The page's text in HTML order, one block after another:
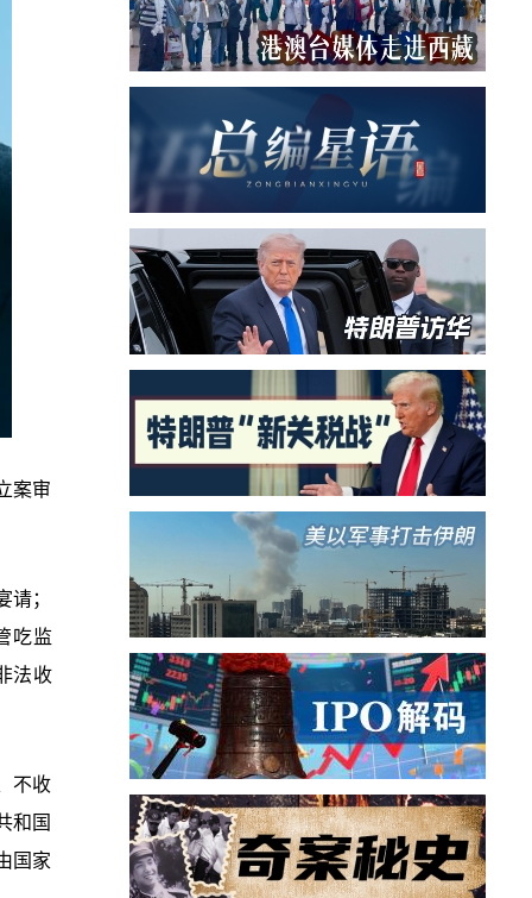
案审
请；
吃监
法收
不收
和国
国家